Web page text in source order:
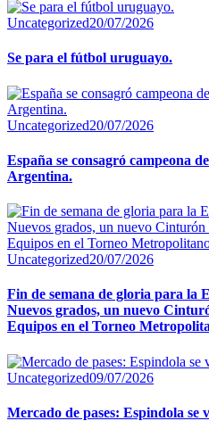
Uncategorized20/07/2026
Se para el fútbol uruguayo.
Uncategorized20/07/2026
España se consagró campeona
Argentina.
Uncategorized20/07/2026
Fin de semana de gloria para la
Nuevos grados, un nuevo
Equipos en el Torneo
Uncategorized09/07/2026
Mercado de pases: Espindola se